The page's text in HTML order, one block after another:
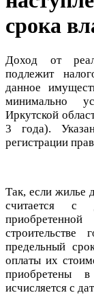
срока
Доход от
подлежит
данное
минимально
Иркутской
3 года).
регистрации
Так, если жилье
считается с
предельный
оплаты их
приобретены
исчисляется с